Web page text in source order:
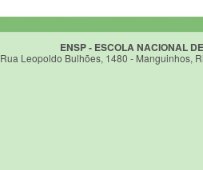
ENSP - ESCOLA NACIONAL
Rua Leopoldo Bulhões, 1480 - Manguinhos,